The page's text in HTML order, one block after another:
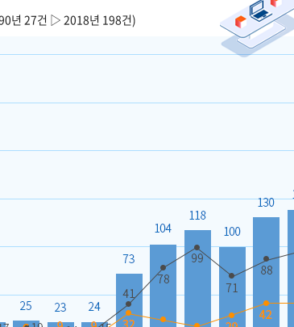
년 27건 ▷ 2018년 198건)